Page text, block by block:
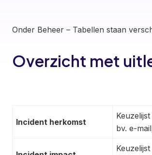
Onder Beheer – Tabellen staan
Overzicht met
Incident herkomst
bv. e-